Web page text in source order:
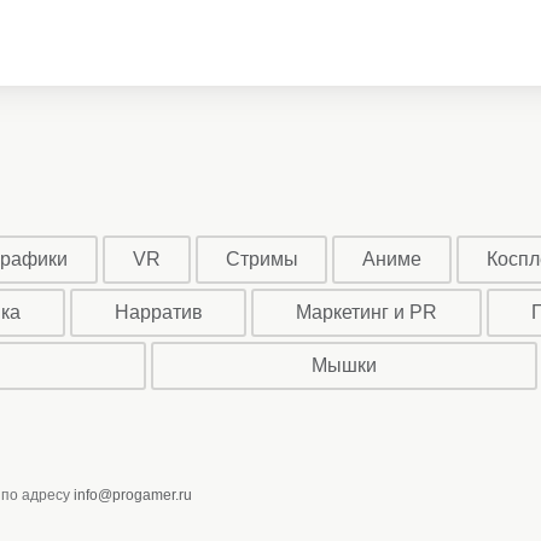
VR Стримы Аниме
Нарратив Маркетинг и PR
Мышки
адресу info@progamer.ru